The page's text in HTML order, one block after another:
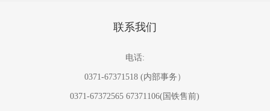
联系我们
电话:
0371-67371518(内部事务）
0371-67372565 67371106(国铁售前)